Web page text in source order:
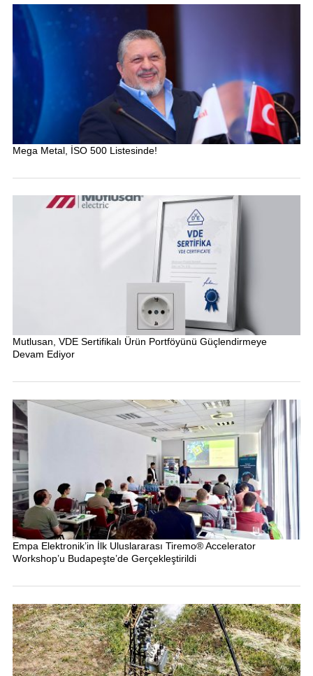
Mega Metal, İSO 500 Listesinde!
Mutlusan, VDE Sertifikalı Ürün Portföyünü Güçlendirmeye
Devam Ediyor
Empa Elektronik’in İlk Uluslararası Tiremo® Accelerator
Workshop’u Budapeşte’de Gerçekleştirildi